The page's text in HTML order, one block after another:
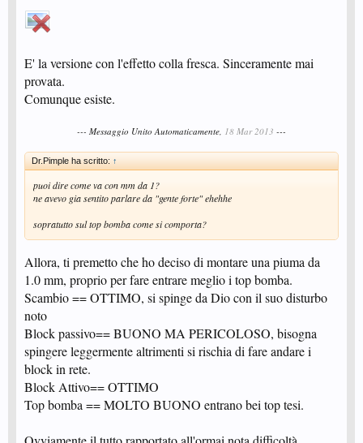
E' la versione con l'effetto colla fresca. Sinceramente mai
provata.
Comunque esiste.
--- Messaggio Unito Automaticamente, 18 Mar 2013 ---
Dr.Pimple ha scritto: ↑
puoi dire come va con mm da 1?
ne avevo gia sentito parlare da "gente forte" ehehhe
sopratutto sul top bomba come si comporta?
Allora, ti premetto che ho deciso di montare una piuma da
1.0 mm, proprio per fare entrare meglio i top bomba.
Scambio == OTTIMO, si spinge da Dio con il suo disturbo
noto
Block passivo== BUONO MA PERICOLOSO, bisogna
spingere leggermente altrimenti si rischia di fare andare i
block in rete.
Block Attivo== OTTIMO
Top bomba == MOLTO BUONO entrano bei top tesi.